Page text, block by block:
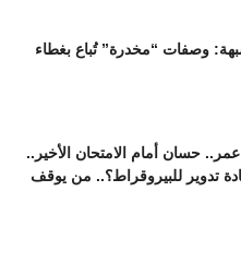
وصفات “مخدرة” تُباع بغطاء
حسان أمام الامتحان الأخير..
تدوير للبيروقراط؟.. من يوقف